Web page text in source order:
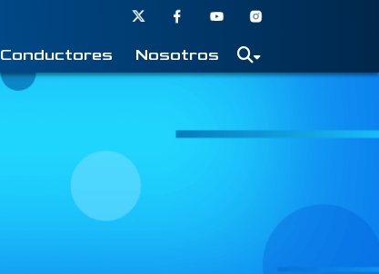
Conductores Nosotros